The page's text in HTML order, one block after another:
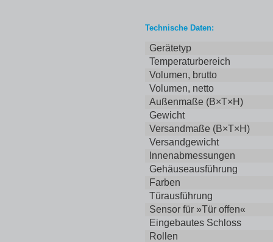
Technische Daten:
Gerätetyp
Temperaturbereich
Volumen, brutto
Volumen, netto
Außenmaße (B×T×H)
Gewicht
Versandmaße (B×T×H)
Versandgewicht
Innenabmessungen
Gehäuseausführung
Farben
Türausführung
Sensor für »Tür offen«
Eingebautes Schloss
Rollen